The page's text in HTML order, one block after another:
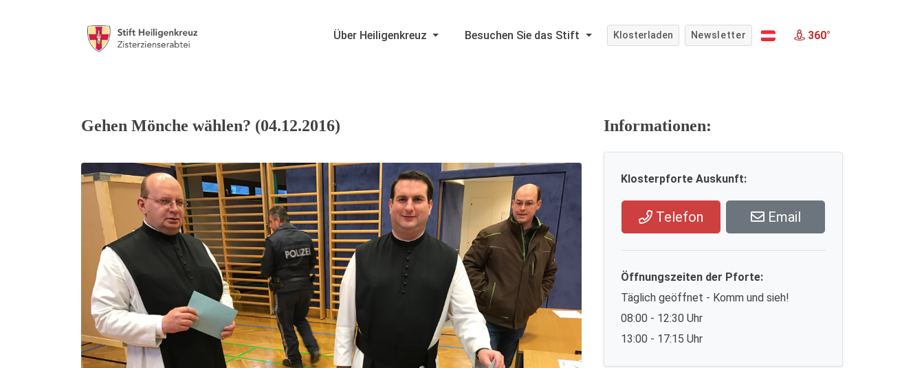
Über Heiligenkreuz Besuchen Sie das Stift Klosterladen Newsletter 360°
Gehen Mönche wählen? (04.12.2016) Informationen:
Klosterpforte Auskunft:
Telefon Email
Öffnungszeiten der Pforte:
Täglich geöffnet - Komm und sieh!
08:00 - 12:30 Uhr
13:00 - 17:15 Uhr